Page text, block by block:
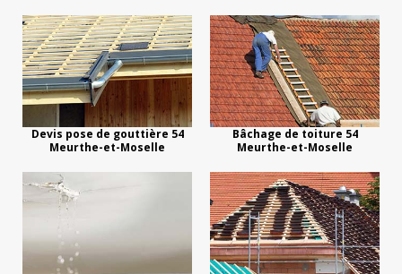
Devis pose de gouttière 54
Meurthe-et-Moselle
Bâchage de toiture 54
Meurthe-et-Moselle